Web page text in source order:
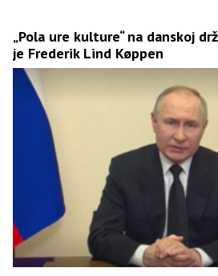
„Pola ure kulture“ na danskoj
je Frederik Lind Køppen